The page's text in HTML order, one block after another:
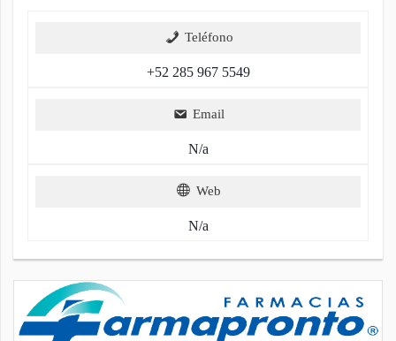
Teléfono
+52 285 967 5549
Email
N/a
Web
N/a